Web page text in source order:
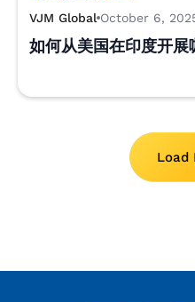
VJM Global October 6,
如何从美国在印度开展
Load